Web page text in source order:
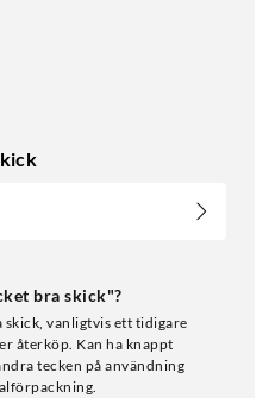
bra skick"?
skick, vanligtvis ett tidigare
återköp. Kan ha knappt
tecken på användning